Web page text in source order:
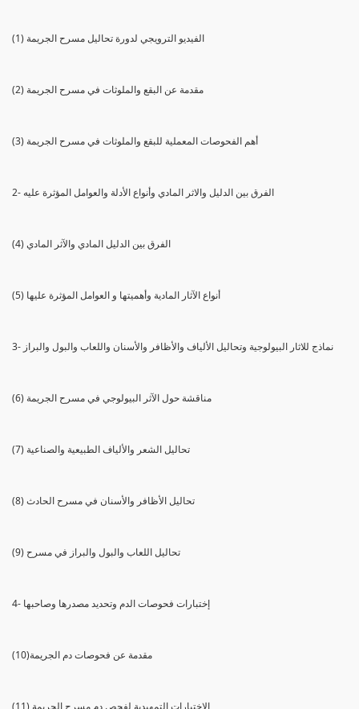
(1) الفيديو الترويجي لدورة تحاليل مسرح الجريمة
(2) مقدمة عن البقع والملوثات في مسرح الجريمة
(3) أهم الفحوصات المعملية للبقع والملوثات في مسرح الجريمة
2- الفرق بين الدليل والاثر المادي وأنواع الأدلة والعوامل المؤثرة عليه
(4) الفرق بين الدليل المادي والآثر المادي
(5) أنواع الآثار المادية وأهميتها و العوامل المؤثرة عليها
3- نماذج للاثار البيولوجية وتحاليل الألياف والأظافر والأسنان واللعاب والبول والبراز
(6) مناقشة حول الآثر البيولوجي في مسرح الجريمة
(7) تحاليل الشعر والألياف الطبيعية والصناعية
(8) تحاليل الأظافر والأسنان في مسرح الحادث
(9) تحاليل اللعاب والبول والبراز في مسرح
4- إختبارات فحوصات الدم وتحديد مصدرها وصاحبها
(10)مقدمة عن فحوصات دم الجريمة
(11) الإختبارات التمهيدية لفحص دم مسرح الجريمة